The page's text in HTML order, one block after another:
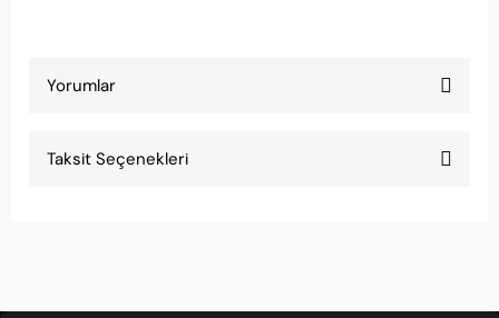
Yorumlar
heyecanlandırdı.
Taksit Seçenekleri